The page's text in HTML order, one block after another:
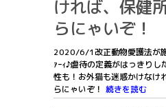
ければ、保健
らにゃいぞ！
2020/6/1改正動物愛護法が
ｧｰｨ♪虐待の定義がはっきりし
性も！お外猫も迷惑かけなけ
らにゃいぞ！ 続きを読む